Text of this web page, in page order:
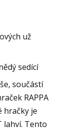
už
sedící
součástí
RAPPA
hračky je
lahví. Tento